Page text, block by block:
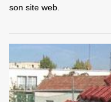
son site web.